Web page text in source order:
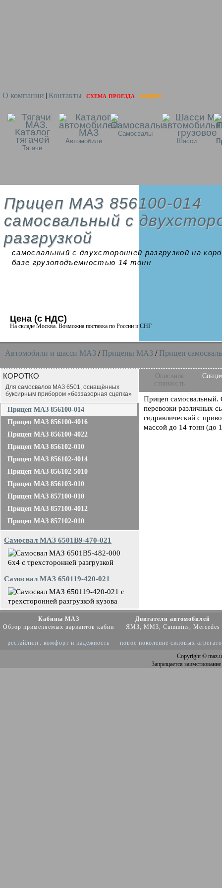
О компании Контакты схема проезда акции
Тягачи
Автомобили
Самосвалы
Шасси
Прицеп МАЗ 856100-014
самосвальный с
разгрузкой
самосвальный с двухсторонней разгрузкой на
базе грузоподъемностью 14 тонн
Цена (с НДС)
На складе Москва. Возможна поставка по России и СНГ
Автомобили и шасси MAЗ / Прицепы МАЗ / Прицеп
КОРОТКО
Для самосвалов МАЗ 6501, оснащённых
буксирным прибором «беззазорная сцепка»
Прицеп МАЗ 856100-014
Прицеп МАЗ 856100-4016
Прицеп МАЗ 856100-4022
Прицеп МАЗ 856102-010
Прицеп МАЗ 856102-4014
Прицеп МАЗ 856102-5010
Прицеп МАЗ 856103-010
Прицеп МАЗ 857100-010
Прицеп МАЗ 857100-4012
Прицеп МАЗ 857102-010
Самосвал МАЗ 6501В9-470-021
Самосвал МАЗ 650119-420-021
Описание
стоимость
Прицеп самосвальный.
перевозки различных
гидравлический с
массой до 14 тонн (до
Кабины МАЗ
Обзор применяемых вариантов кабин
рестайлинг: комфорт и надежность
Двигатели автомобилей
ЯМЗ, ММЗ, Cummins, Mercedes
новое поколение силовых
Copyright©
Запрещается